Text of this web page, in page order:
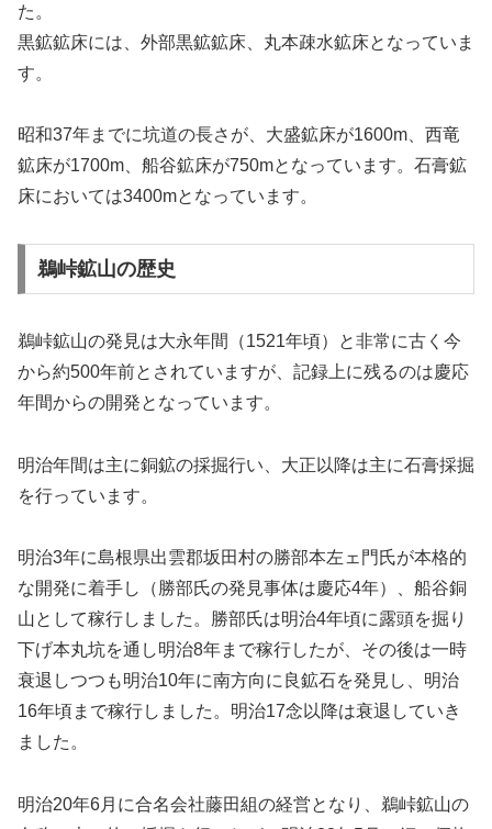
た。
黒鉱鉱床には、外部黒鉱鉱床、丸本疎水鉱床となっていま
す。
昭和37年までに坑道の長さが、大盛鉱床が1600m、西竜
鉱床が1700m、船谷鉱床が750mとなっています。石膏鉱
床においては3400mとなっています。
鵜峠鉱山の歴史
鵜峠鉱山の発見は大永年間（1521年頃）と非常に古く今
から約500年前とされていますが、記録上に残るのは慶応
年間からの開発となっています。
明治年間は主に銅鉱の採掘行い、大正以降は主に石膏採掘
を行っています。
明治3年に島根県出雲郡坂田村の勝部本左ェ門氏が本格的
な開発に着手し（勝部氏の発見事体は慶応4年）、船谷銅
山として稼行しました。勝部氏は明治4年頃に露頭を掘り
下げ本丸坑を通し明治8年まで稼行したが、その後は一時
衰退しつつも明治10年に南方向に良鉱石を発見し、明治
16年頃まで稼行しました。明治17念以降は衰退していき
ました。
明治20年6月に合名会社藤田組の経営となり、鵜峠鉱山の